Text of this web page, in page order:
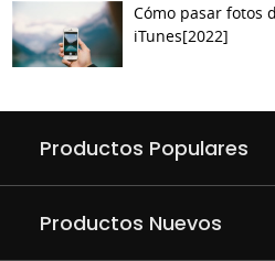
Cómo pasar fotos
iTunes[2022]
Productos Populares
Productos Nuevos